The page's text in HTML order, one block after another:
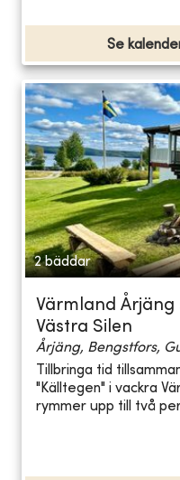
Se
2 bäddar
Värmland Årjäng
Västra Silen
Årjäng, Bengstfors,
Tillbringa tid
"Källtegen" i vackra
rymmer upp till två